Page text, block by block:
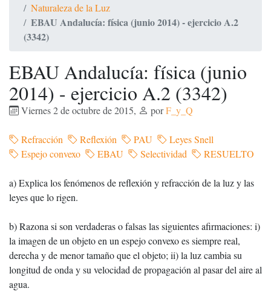
Naturaleza de la Luz
EBAU Andalucía: física (junio 2014) - ejercicio A.2
(3342)
EBAU Andalucía: física (junio
2014) - ejercicio A.2 (3342)
Viernes 2 de octubre de 2015, porF_y_Q
Refracción Reflexión PAU
Leyes Snell
Espejo convexo
EBAU Selectividad RESUELTO
a) Explica los fenómenos de reflexión y refracción de la luz y las
leyes que lo rigen.
b) Razona si son verdaderas o falsas las siguientes afirmaciones: i)
la imagen de un objeto en un espejo convexo es siempre real,
derecha y de menor tamaño que el objeto; ii) la luz cambia su
longitud de onda y su velocidad de propagación al pasar del aire al
agua.